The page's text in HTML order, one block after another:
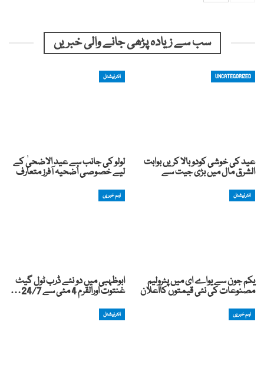
سب سے زیادہ پڑھی جانے والی خبریں
UNCATEGORIZED
عید کی خوشی کودوبالا کریں بوابت
الشرق مال میں بڑی جیت سے
انٹرنیشنل
لولو کی جانب سے عید الاضحیٰ کے
لیے خصوصی اُضحیہ آفرز متعارف
انٹرنیشنل
یکم جون سے یواے ای میں پٹرولیم
مصنوعات کی نئی قیمتوں کااعلان
اہم خبریں
ابوظہبی میں دو نئے ڈرب ٹول گیٹ
غنتوت اورالقرم 4 مئی سے 24/7…
اہم خبریں انٹرنیشنل